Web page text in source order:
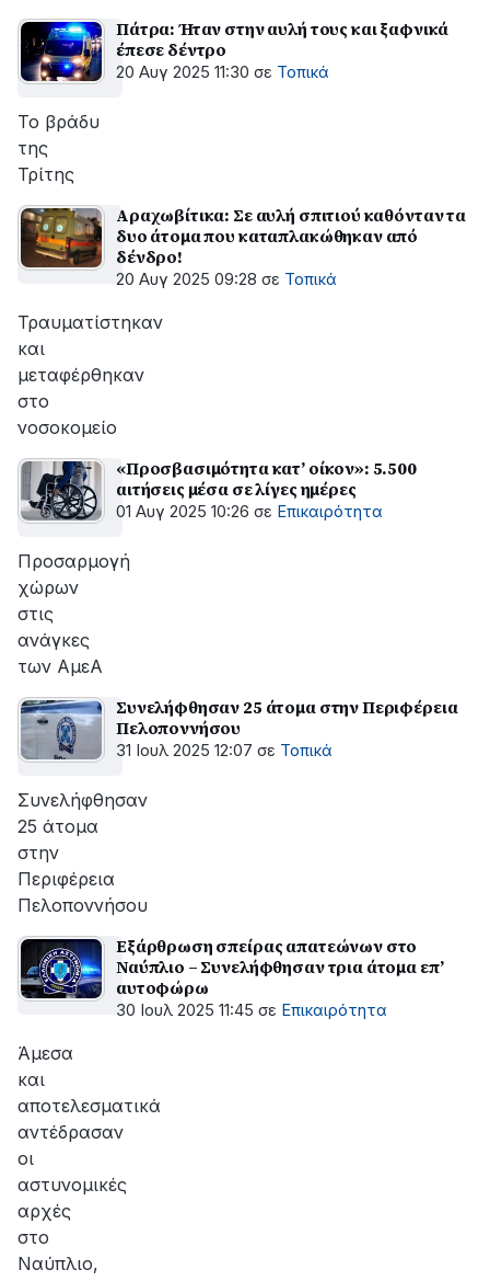
Πάτρα: Ήταν στην αυλή τους και ξαφνικά
έπεσε δέντρο
20 Αυγ 2025 11:30 σε Τοπικά
Το βράδυ
της
Τρίτης
Αραχωβίτικα: Σε αυλή σπιτιού καθόνταν τα
δυο άτομα που καταπλακώθηκαν από
δένδρο!
20 Αυγ 2025 09:28 σε Τοπικά
Τραυματίστηκαν
και
μεταφέρθηκαν
στο
νοσοκομείο
«Προσβασιμότητα κατ’ οίκον»: 5.500
αιτήσεις μέσα σε λίγες ημέρες
01 Αυγ 2025 10:26 σε Επικαιρότητα
Προσαρμογή
χώρων
στις
ανάγκες
των ΑμεΑ
Συνελήφθησαν 25 άτομα στην Περιφέρεια
Πελοποννήσου
31 Ιουλ 2025 12:07 σε Τοπικά
Συνελήφθησαν
25 άτομα
στην
Περιφέρεια
Πελοποννήσου
Εξάρθρωση σπείρας απατεώνων στο
Ναύπλιο – Συνελήφθησαν τρια άτομα επ’
αυτοφώρω
30 Ιουλ 2025 11:45 σε Επικαιρότητα
Άμεσα
και
αποτελεσματικά
αντέδρασαν
οι
αστυνομικές
αρχές
στο
Ναύπλιο,